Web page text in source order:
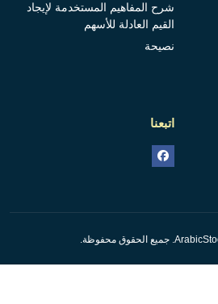
شرح المفاهيم المستخدمة لإيجاد
القيم العادلة للأسهم
نصيحة
اتبعنا